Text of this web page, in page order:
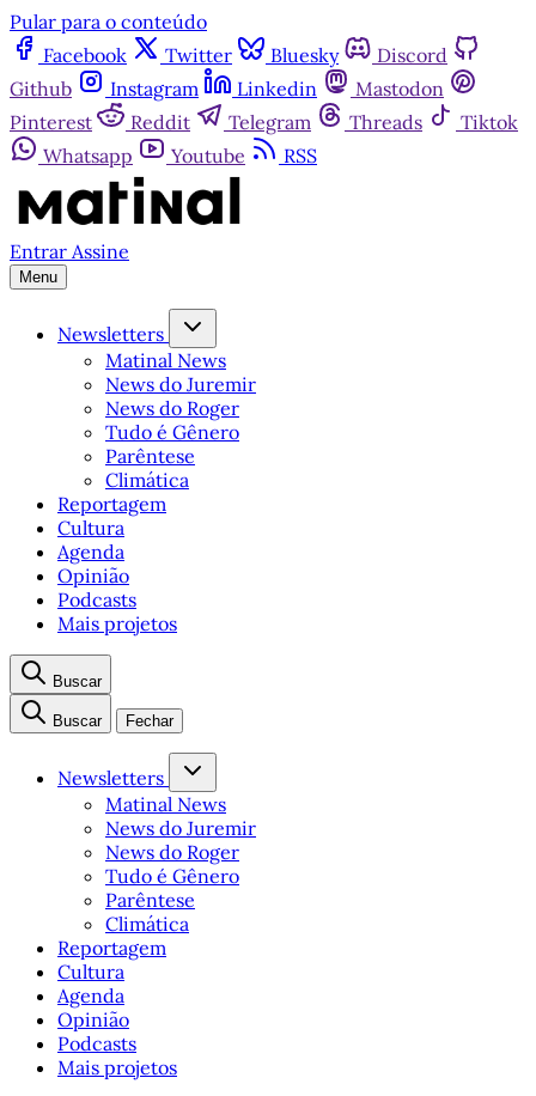
Pular para o conteúdo
Facebook
Twitter Bluesky
Discord
Github
Instagram Linkedin
Mastodon
Pinterest
Reddit Telegram Threads
Tiktok
Whatsapp
Youtube RSS
Entrar Assine
Menu
Newsletters
Matinal News
News do Juremir
News do Roger
Tudo é Gênero
Parêntese
Climática
Reportagem
Cultura
Agenda
Opinião
Podcasts
Mais projetos
Buscar
Buscar Fechar
Newsletters
Matinal News
News do Juremir
News do Roger
Tudo é Gênero
Parêntese
Climática
Reportagem
Cultura
Agenda
Opinião
Podcasts
Mais projetos